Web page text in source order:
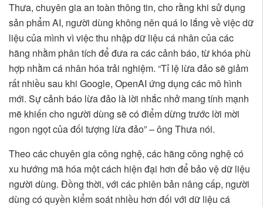
Thưa, chuyên gia an toàn thông tin, cho rằng khi sử dụng
sản phẩm AI, người dùng không nên quá lo lắng về việc dữ
liệu của mình vì việc thu nhập dữ liệu cá nhân của các
hãng nhằm phân tích để đưa ra các cảnh báo, từ khóa phù
hợp nhằm cá nhân hóa trải nghiệm. “Tỉ lệ lừa đảo sẽ giảm
rất nhiều sau khi Google, OpenAI ứng dụng các mô hình
mới. Sự cảnh báo lừa đảo là lời nhắc nhở mang tính mạnh
mẽ khiến cho người dùng sẽ có điểm dừng trước lời mời
ngon ngọt của đối tượng lừa đảo” – ông Thưa nói.
Theo các chuyên gia công nghệ, các hãng công nghệ có
xu hướng mã hóa một cách hiện đại hơn để bảo vệ dữ liệu
người dùng. Đồng thời, với các phiên bản nâng cấp, người
dùng có quyền kiểm soát nhiều hơn đối với dữ liệu cá